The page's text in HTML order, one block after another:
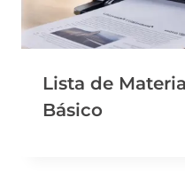
Lista de
Básico